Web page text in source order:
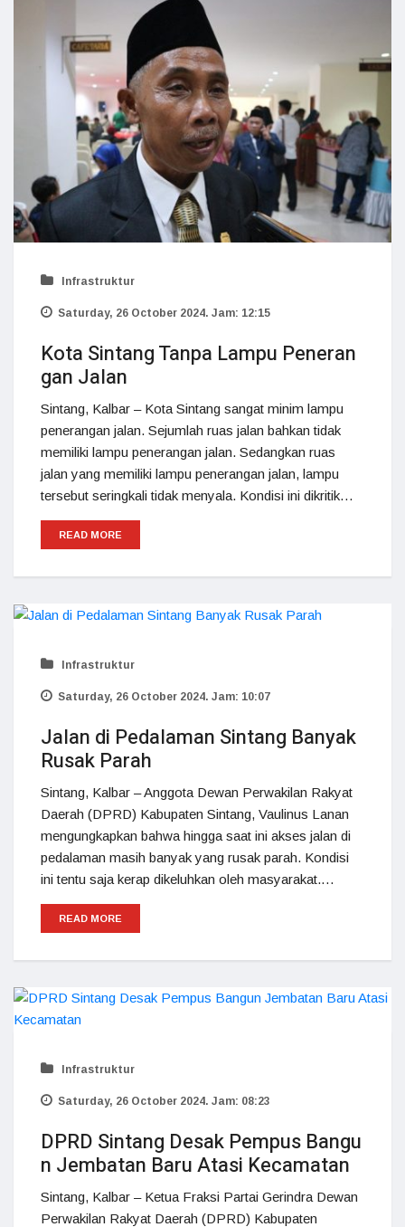
Infrastruktur
Saturday, 26 October 2024. Jam: 12:15
Kota Sintang Tanpa Lampu Peneran
gan Jalan
Sintang, Kalbar – Kota Sintang sangat minim lampu
penerangan jalan. Sejumlah ruas jalan bahkan tidak
memiliki lampu penerangan jalan. Sedangkan ruas
jalan yang memiliki lampu penerangan jalan, lampu
tersebut seringkali tidak menyala. Kondisi ini dikritik…
READ MORE
Infrastruktur
Saturday, 26 October 2024. Jam: 10:07
Jalan di Pedalaman Sintang Banyak
Rusak Parah
Sintang, Kalbar – Anggota Dewan Perwakilan Rakyat
Daerah (DPRD) Kabupaten Sintang, Vaulinus Lanan
mengungkapkan bahwa hingga saat ini akses jalan di
pedalaman masih banyak yang rusak parah. Kondisi
ini tentu saja kerap dikeluhkan oleh masyarakat.…
READ MORE
Infrastruktur
Saturday, 26 October 2024. Jam: 08:23
DPRD Sintang Desak Pempus Bangu
n Jembatan Baru Atasi Kecamatan
Sintang, Kalbar – Ketua Fraksi Partai Gerindra Dewan
Perwakilan Rakyat Daerah (DPRD) Kabupaten